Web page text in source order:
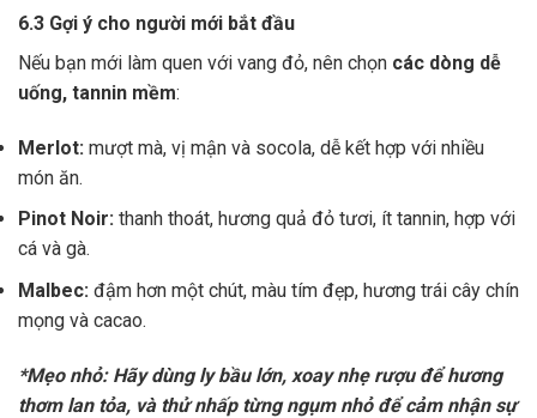
6.3 Gợi ý cho người mới bắt đầu
Nếu bạn mới làm quen với vang đỏ, nên chọn các dòng dễ
uống, tannin mềm:
Merlot: mượt mà, vị mận và socola, dễ kết hợp với nhiều
món ăn.
Pinot Noir: thanh thoát, hương quả đỏ tươi, ít tannin, hợp với
cá và gà.
Malbec: đậm hơn một chút, màu tím đẹp, hương trái cây chín
mọng và cacao.
*Mẹo nhỏ: Hãy dùng ly bầu lớn, xoay nhẹ rượu để hương
thơm lan tỏa, và thử nhấp từng ngụm nhỏ để cảm nhận sự